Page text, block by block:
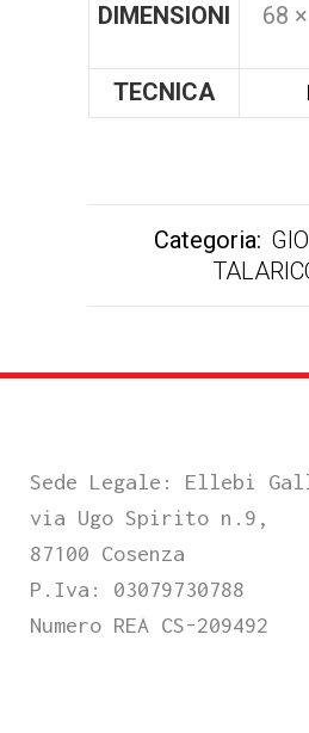
DIMENSIONI
68
TECNICA
Categoria:
Sede Legale: Ellebi
via Ugo Spirito n.9,
87100 Cosenza
P.Iva: 03079730788
Numero REA CS-209492